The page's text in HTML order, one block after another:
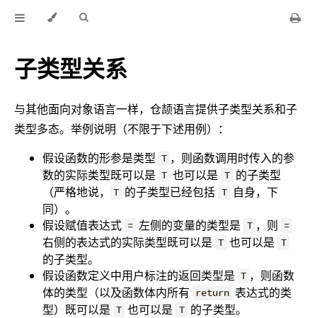
子类型关系
与其他面向对象语言一样，仓颉语言提供子类型关系和子
类型多态。举例说明（不限于下述用例）：
假设函数的形参是类型 T ，则函数调用时传入的参
数的实际类型既可以是 T 也可以是 T 的子类型
（严格地说，
T 的子类型已经包括 T 自身，下
同）。
假设赋值表达式 = 左侧的变量的类型是 T ，则 =
右侧的表达式的实际类型既可以是 T 也可以是 T
的子类型。
假设函数定义中用户标注的返回类型是 T ，则函数
体的类型（以及函数体内所有
return 表达式的类
型）既可以是 T 也可以是 T 的子类型。